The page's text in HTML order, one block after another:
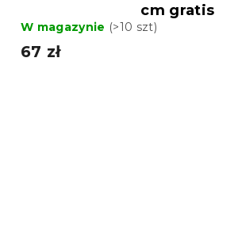
cm gratis
W magazynie (>10 szt)
67 zł